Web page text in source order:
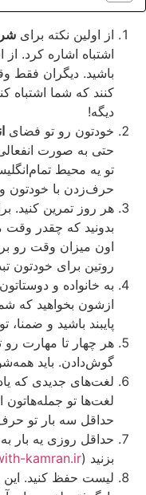
از اولین نکته برای
اشتباه اشاره کرد.
باشید. دیگران فقط
کنند که شما اشتباه
دیگه!
خودتون رو تو فضای
حتی به صورت
تو یه محیط
حرف‌زدن با خودتون و
هر روز تمرین کنید.
بدونید که چقدر
اون میزان وقت رو
روتین برای خودتون
به خانواده و
ازشون بخواهید که
پایبند باشید و
هر چهار تا مهارت
گوش‌دادن. باید
لغت‌های جدیدی که یاد
لغت‌ها تو
حداقل سه بار تو
حداقل روزی یه بار
بزنید (kamran.ir
لیست حفظ کنید.